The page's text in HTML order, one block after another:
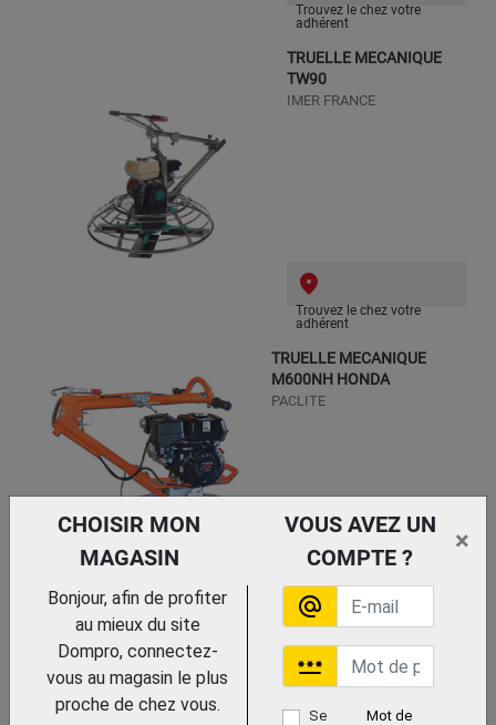
Trouvez le chez votre
adhérent
TRUELLE MECANIQUE
TW90
IMER FRANCE
Trouvez le chez votre
adhérent
TRUELLE MECANIQUE
M600NH HONDA
PACLITE
Trouvez le chez votre
adhérent
TRUELLE ROBUSTE M1200
HONDA - MANCHE PLIABLE
PACLITE
CHOISIR MON
MAGASIN
VOUS AVEZ UN
COMPTE ?
×
Bonjour, afin de profiter
au mieux du site
Dompro, connectez-
vous au magasin le plus
proche de chez vous.
alternate_email
password
Se
Mot de